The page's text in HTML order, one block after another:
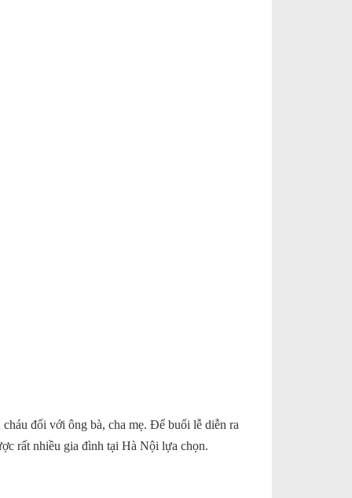
đối với ông bà, cha mẹ. Để buổi lễ diễn ra
rất nhiều gia đình tại Hà Nội lựa chọn.